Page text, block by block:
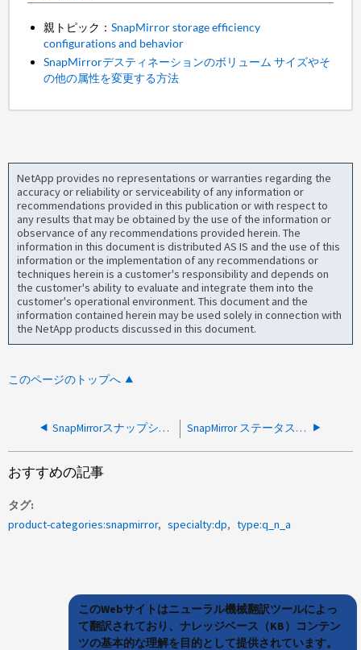
親トピック：SnapMirror storage efficiency
configurations and behavior
SnapMirrorデスティネーションのボリューム サイズやそ
の他の属性を変更する方法
NetApp provides no representations or warranties regarding the
accuracy or reliability or serviceability of any information or
recommendations provided in this publication or with respect to
any results that may be obtained by the use of the information or
observance of any recommendations provided herein. The
information in this document is distributed AS IS and the use of this
information or the implementation of any recommendations or
techniques herein is a customer's responsibility and depends on
the customer's ability to evaluate and integrate them into the
customer's operational environment. This document and the
information contained herein may be used solely in connection with
the NetApp products discussed in this document.
このページのトップへ
SnapMirrorスナップショットがMirrorAllSnapshotsカスケードのソースボリュームでロールオフされない SnapMirror ステータスはノードの電源サイクル後に利用できません
おすすめの記事
タグ
product-categories:snapmirror
specialty:dp type:q_n_a
このWebサイトはニューラル機械翻訳ツールによっ
て翻訳されており、ナレッジベース（KB）コンテン
ツの基本的な理解を目的として提供されています。